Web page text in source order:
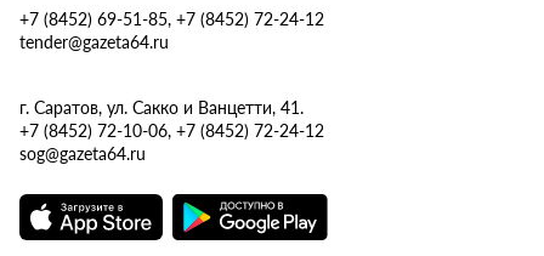
+7 (8452) 69-51-85, +7 (8452) 72-24-12
tender@gazeta64.ru
г. Саратов, ул. Сакко и Ванцетти, 41.
+7 (8452) 72-10-06, +7 (8452) 72-24-12
sog@gazeta64.ru